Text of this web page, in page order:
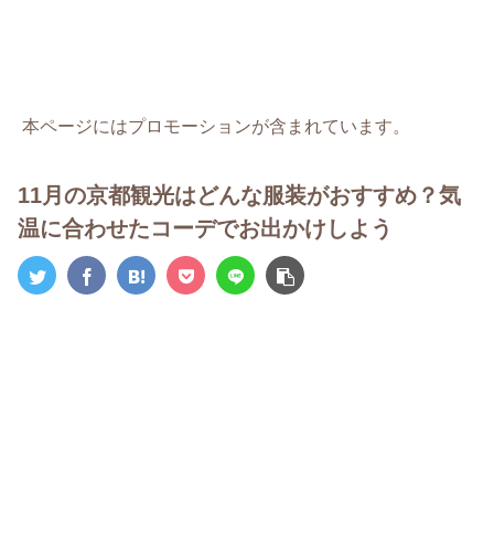
本ページにはプロモーションが含まれています。
11月の京都観光はどんな服装がおすすめ？気
温に合わせたコーデでお出かけしよう